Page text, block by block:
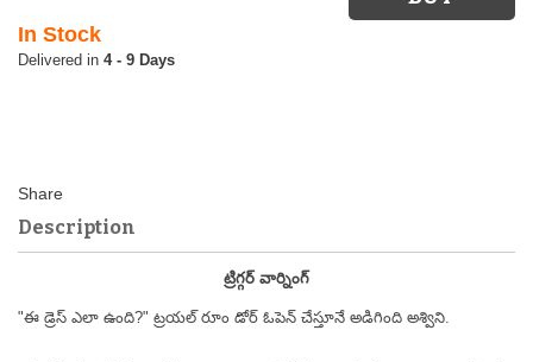
In Stock
4 - 9 Days
Description
ట్రిగ్గర్ వార్నింగ్
"ఈ డ్రెస్ ఎలా ఉంది?" ట్రయల్ రూం డోర్ ఓపెన్ చేస్తూనే అడిగింది అశ్విని.